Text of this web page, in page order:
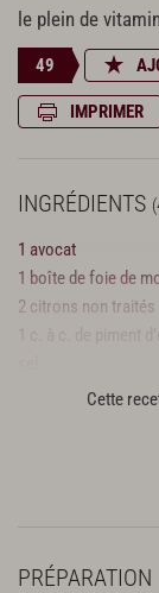
le plein de
49
IMPRIMER
INGRÉDIENTS
1 avocat
1 boîte de foie de
2 citrons non traités
1 c. à c. de piment
Cette
PRÉPARATION